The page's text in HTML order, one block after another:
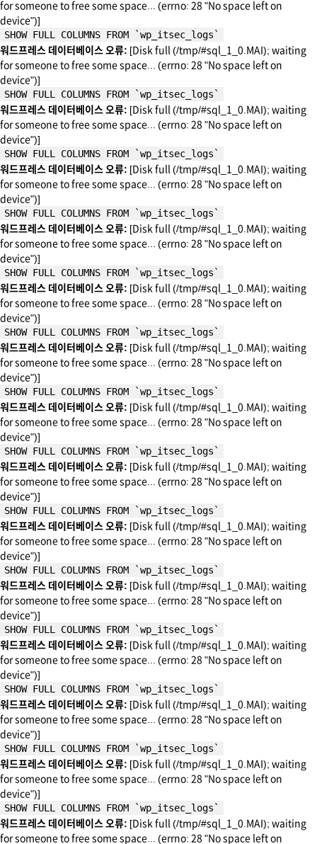
for someone to free some space... (errno: 28 "No space left on
device")]
SHOW FULL COLUMNS FROM `wp_itsec_logs`
워드프레스 데이터베이스 오류: [Disk full (/tmp/#sql_1_0.MAI); waiting
for someone to free some space... (errno: 28 "No space left on
device")]
SHOW FULL COLUMNS FROM `wp_itsec_logs`
워드프레스 데이터베이스 오류: [Disk full (/tmp/#sql_1_0.MAI); waiting
for someone to free some space... (errno: 28 "No space left on
device")]
SHOW FULL COLUMNS FROM `wp_itsec_logs`
워드프레스 데이터베이스 오류: [Disk full (/tmp/#sql_1_0.MAI); waiting
for someone to free some space... (errno: 28 "No space left on
device")]
SHOW FULL COLUMNS FROM `wp_itsec_logs`
워드프레스 데이터베이스 오류: [Disk full (/tmp/#sql_1_0.MAI); waiting
for someone to free some space... (errno: 28 "No space left on
device")]
SHOW FULL COLUMNS FROM `wp_itsec_logs`
워드프레스 데이터베이스 오류: [Disk full (/tmp/#sql_1_0.MAI); waiting
for someone to free some space... (errno: 28 "No space left on
device")]
SHOW FULL COLUMNS FROM `wp_itsec_logs`
워드프레스 데이터베이스 오류: [Disk full (/tmp/#sql_1_0.MAI); waiting
for someone to free some space... (errno: 28 "No space left on
device")]
SHOW FULL COLUMNS FROM `wp_itsec_logs`
워드프레스 데이터베이스 오류: [Disk full (/tmp/#sql_1_0.MAI); waiting
for someone to free some space... (errno: 28 "No space left on
device")]
SHOW FULL COLUMNS FROM `wp_itsec_logs`
워드프레스 데이터베이스 오류: [Disk full (/tmp/#sql_1_0.MAI); waiting
for someone to free some space... (errno: 28 "No space left on
device")]
SHOW FULL COLUMNS FROM `wp_itsec_logs`
워드프레스 데이터베이스 오류: [Disk full (/tmp/#sql_1_0.MAI); waiting
for someone to free some space... (errno: 28 "No space left on
device")]
SHOW FULL COLUMNS FROM `wp_itsec_logs`
워드프레스 데이터베이스 오류: [Disk full (/tmp/#sql_1_0.MAI); waiting
for someone to free some space... (errno: 28 "No space left on
device")]
SHOW FULL COLUMNS FROM `wp_itsec_logs`
워드프레스 데이터베이스 오류: [Disk full (/tmp/#sql_1_0.MAI); waiting
for someone to free some space... (errno: 28 "No space left on
device")]
SHOW FULL COLUMNS FROM `wp_itsec_logs`
워드프레스 데이터베이스 오류: [Disk full (/tmp/#sql_1_0.MAI); waiting
for someone to free some space... (errno: 28 "No space left on
device")]
SHOW FULL COLUMNS FROM `wp_itsec_logs`
워드프레스 데이터베이스 오류: [Disk full (/tmp/#sql_1_0.MAI); waiting
for someone to free some space... (errno: 28 "No space left on
device")]
SHOW FULL COLUMNS FROM `wp_itsec_logs`
워드프레스 데이터베이스 오류: [Disk full (/tmp/#sql_1_0.MAI); waiting
for someone to free some space... (errno: 28 "No space left on